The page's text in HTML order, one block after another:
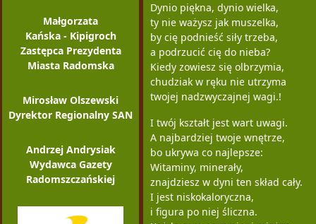
Małgorzata
Kańska - Kipigroch
Zastępca Prezydenta
Miasta Radomska
Mirosław Olszewski
Dyrektor Regionalny SAN
Andrzej Andrysiak
Wydawca Gazety
Radomszczańskiej
Dynio piękna, dynio wielka,
ty nie ważysz jak muszelka,
by cię podnieść siły trzeba,
a podrzucić cię do nieba?
Kiedy zowiesz się olbrzymia,
chudziak w ręku nie utrzyma
twojej nadzwyczajnej wagi.!
I twój kształt jest wart uwagi.
A najbardziej twoje wnętrze,
bo ukrywa co najlepsze:
Witaminy, minerały,
znajdziesz w dyni ten skład cały.
I jest niskokaloryczna,
i figura po niej śliczna.